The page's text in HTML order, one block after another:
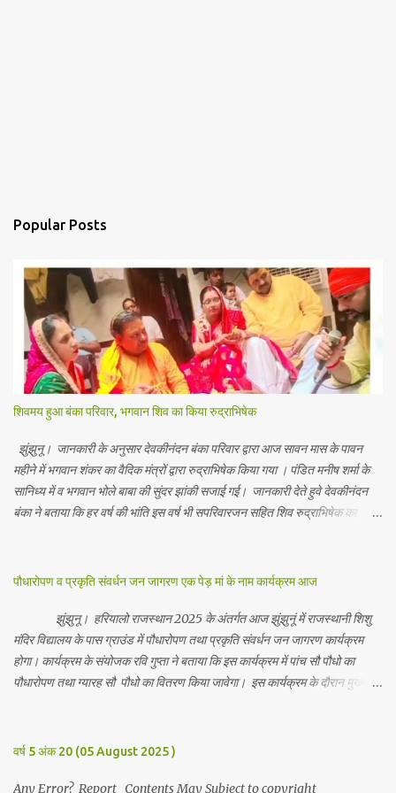
Popular Posts
शिवमय हुआ बंका परिवार, भगवान शिव का किया रुद्राभिषेक
झुंझुनू। जानकारी के अनुसार देवकीनंदन बंका परिवार द्वारा आज सावन मास के पावन
महीने में भगवान शंकर का वैदिक मंत्रों द्वारा रुद्राभिषेक किया गया । पंडित मनीष शर्मा के
सानिध्य में व भगवान भोले बाबा की सुंदर झांकी सजाई गई। जानकारी देते हुवे देवकीनंदन
बंका ने बताया कि हर वर्ष की भांति इस वर्ष भी सपरिवारजन सहित शिव रुद्राभिषेक का
भाविक, लाडो, मीना, रेनू, निर्मला, दीक्षा, मनीषा आदि सभी परिवार जन उपस्थित रहे।
guarantee the information is 100% accurate
पौधारोपण व प्रकृति संवर्धन जन जागरण एक पेड़ मां के नाम कार्यक्रम आज
झुंझुनू। हरियालो राजस्थान 2025 के अंतर्गत आज झुंझुनूं में राजस्थानी शिशु
मंदिर विद्यालय के पास ग्राउंड में पौधारोपण तथा प्रकृति संवर्धन जन जागरण कार्यक्रम
होगा। कार्यक्रम के संयोजक रवि गुप्ता ने बताया कि इस कार्यक्रम में पांच सौ पौधो का
पौधारोपण तथा ग्यारह सौ पौधो का वितरण किया जावेगा। इस कार्यक्रम के दौरान मुख्य
उपस्थित रहेंगे। Contents May Subject to copyright Disclaimer: We
वर्ष 5 अंक 20 (05 August 2025 )
Any Error? Report Contents May Subject to copyright